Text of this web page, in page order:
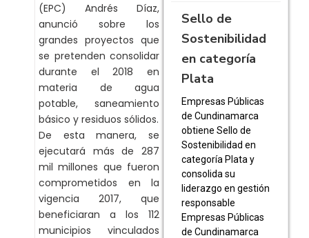
(EPC) Andrés Díaz,
anunció sobre los
grandes proyectos que
se pretenden consolidar
durante el 2018 en
materia de agua
potable, saneamiento
básico y residuos sólidos.
De esta manera, se
ejecutará más de 287
mil millones que fueron
comprometidos en la
vigencia 2017, que
beneficiaran a los 112
municipios vinculados
Sello de
Sostenibilidad
en categoría
Plata
Empresas Públicas
de Cundinamarca
obtiene Sello de
Sostenibilidad en
categoría Plata y
consolida su
liderazgo en gestión
responsable
Empresas Públicas
de Cundinamarca